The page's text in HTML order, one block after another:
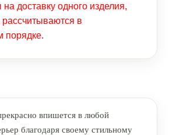
доставку одного изделия,
в
порядке.
впишется в любой
благодаря своему стильному